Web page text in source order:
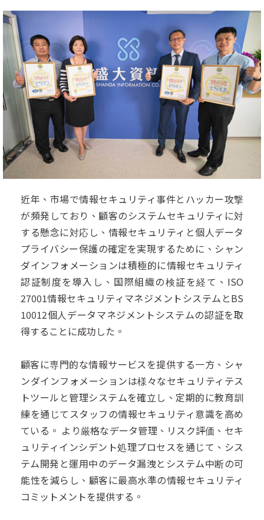
近年、市場で情報セキュリティ事件とハッカー攻撃
が頻発しており、顧客のシステムセキュリティに対
する懸念に対応し、情報セキュリティと個人データ
プライバシー保護の確定を実現するために、シャン
ダインフォメーションは積極的に情報セキュリティ
認証制度を導入し、国際組織の検証を経て、ISO
27001情報セキュリティマネジメントシステムとBS
10012個人データマネジメントシステムの認証を取
得することに成功した。
顧客に専門的な情報サービスを提供する一方、シャ
ンダインフォメーションは様々なセキュリティテス
トツールと管理システムを確立し、定期的に教育訓
練を通じてスタッフの情報セキュリティ意識を高め
ている。 より厳格なデータ管理、リスク評価、セキ
ュリティインシデント処理プロセスを通じて、シス
テム開発と運用中のデータ漏洩とシステム中断の可
能性を減らし、顧客に最高水準の情報セキュリティ
コミットメントを提供する。